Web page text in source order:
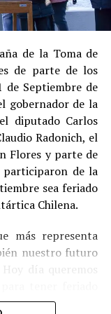
sumadas al
posibilidad de un
investigación
de Castrodictó
que obliga a
total de
moral:
nueva línea
de la Toma de
de parte de los
de Septiembre de
gobernador de la
diputado Carlos
Radonich, el
Flores y parte de
participaron de la
sea feriado
Chilena.
más representa
nuestro futuro
día queremos
llegaron en la